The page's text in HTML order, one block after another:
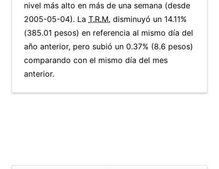
nivel más alto en más de una semana (desde
2005-05-04). La T.R.M. disminuyó un 14.11%
(385.01 pesos) en referencia al mismo día del
año anterior, pero subió un 0.37% (8.6 pesos)
comparando con el mismo día del mes
anterior.